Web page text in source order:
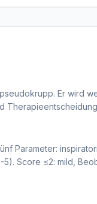
Er wird
Parameter:
Score ≤2: mild,